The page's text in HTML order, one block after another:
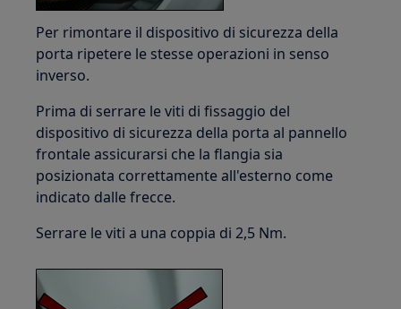
Per rimontare il dispositivo di sicurezza della
porta ripetere le stesse operazioni in senso
inverso.
Prima di serrare le viti di fissaggio del
dispositivo di sicurezza della porta al pannello
frontale assicurarsi che la flangia sia
posizionata correttamente all'esterno come
indicato dalle frecce.
Serrare le viti a una coppia di 2,5 Nm.